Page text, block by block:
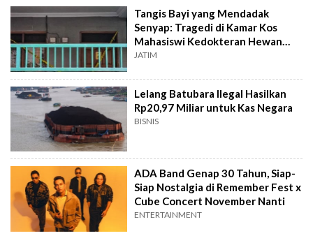
Tangis Bayi yang Mendadak
Senyap: Tragedi di Kamar Kos
Mahasiswi Kedokteran Hewan
Surabaya
JATIM
Lelang Batubara Ilegal Hasilkan
Rp20,97 Miliar untuk Kas Negara
BISNIS
ADA Band Genap 30 Tahun, Siap-
Siap Nostalgia di Remember Fest x
Cube Concert November Nanti
ENTERTAINMENT